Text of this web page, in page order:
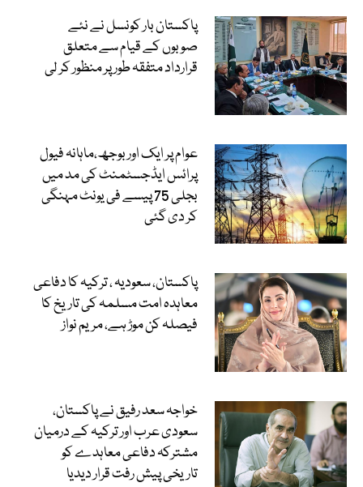
پاکستان بار کونسل نے نئے
صوبوں کے قیام سے متعلق
قرارداد متفقہ طور پر منظور کر لی
عوام پر ایک اور بوجھ،ماہانہ فیول
پرائس ایڈجسٹمنٹ کی مد میں
بجلی 75 پیسے فی یونٹ مہنگی
کر دی گئی
پاکستان، سعودیہ ، ترکیہ کا دفاعی
معاہدہ امت مسلمہ کی تاریخ کا
فیصلہ کن موڑ ہے، مریم نواز
خواجہ سعد رفیق نے پاکستان،
سعودی عرب اور ترکیہ کے درمیان
مشترکہ دفاعی معاہدے کو
تاریخی پیش رفت قرار دیدیا